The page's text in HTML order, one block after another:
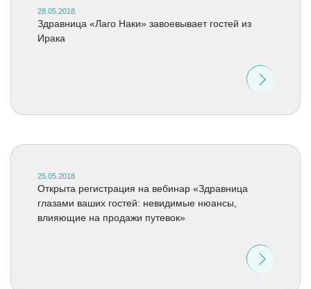
28.05.2018
Здравница «Лаго Наки» завоевывает гостей из
Ирака
25.05.2018
Открыта регистрация на вебинар «Здравница
глазами ваших гостей: невидимые нюансы,
влияющие на продажи путевок»